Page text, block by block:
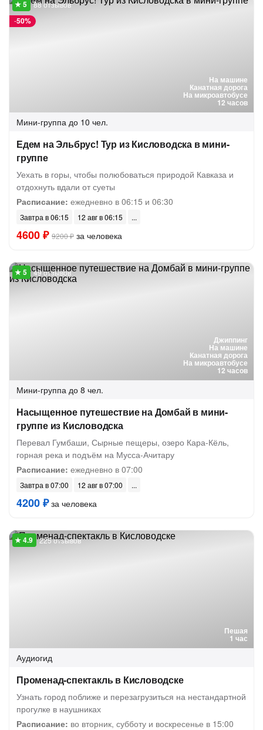
На машине
Канатная дорога
На микроавтобусе
12 часов
-50%
88 отзывов
Мини-группа до 10 чел.
Едем на Эльбрус! Тур из Кисловодска в мини-
группе
Уехать в горы, чтобы полюбоваться природой Кавказа и
отдохнуть вдали от суеты
Расписание: ежедневно в 06:15 и 06:30
Завтра в 06:15 12 авг в 06:15
4600 ₽ 9200 ₽ за человека
Джиппинг
На машине
Канатная дорога
На микроавтобусе
12 часов
49 отзывов
Мини-группа до 8 чел.
Насыщенное путешествие на Домбай в мини-
группе из Кисловодска
Перевал Гумбаши, Сырные пещеры, озеро Кара-Кёль,
горная река и подъём на Мусса-Ачитару
Расписание: ежедневно в 07:00
Завтра в 07:00 12 авг в 07:00
4200 ₽за человека
Пешая
1 час
225 отзывов
Аудиогид
Променад-спектакль в Кисловодске
Узнать город поближе и перезагрузиться на нестандартной
прогулке в наушниках
Расписание: во вторник, субботу и воскресенье в 15:00